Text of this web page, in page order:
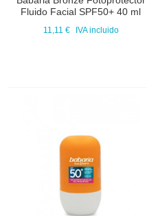
Fluido Facial SPF50+ 40 ml
11,11 € IVA incluido